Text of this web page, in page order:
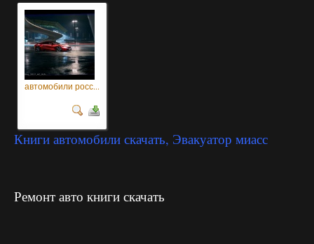
автомобили росс...
Книги автомобили скачать, Эвакуатор миасс
Ремонт авто книги скачать